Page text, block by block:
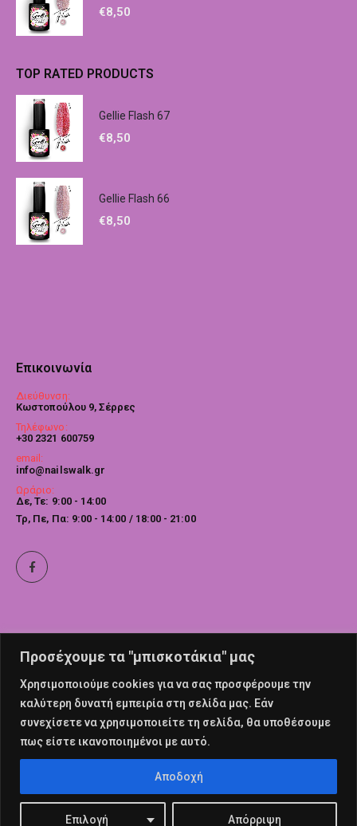
Προσέχουμε τα "μπισκοτάκια" μας
Χρησιμοποιούμε cookies για να σας προσφέρουμε την
καλύτερη δυνατή εμπειρία στη σελίδα μας. Εάν
συνεχίσετε να χρησιμοποιείτε τη σελίδα, θα υποθέσουμε
πως είστε ικανοποιημένοι με αυτό.
Επιλογή Απόρριψη
Αποδοχή
€8,50
TOP RATED PRODUCTS
Gellie Flash 67
€8,50
Gellie Flash 66
€8,50
Επικοινωνία
Διεύθυνση:
Κωστοπούλου 9, Σέρρες
Τηλέφωνο:
+30 2321 600759
email:
info@nailswalk.gr
Ωράριο:
Δε, Τε: 9:00 - 14:00
Τρ, Πε, Πα: 9:00 - 14:00 / 18:00 - 21:00
© nailswalk 2022. All Rights Reserved